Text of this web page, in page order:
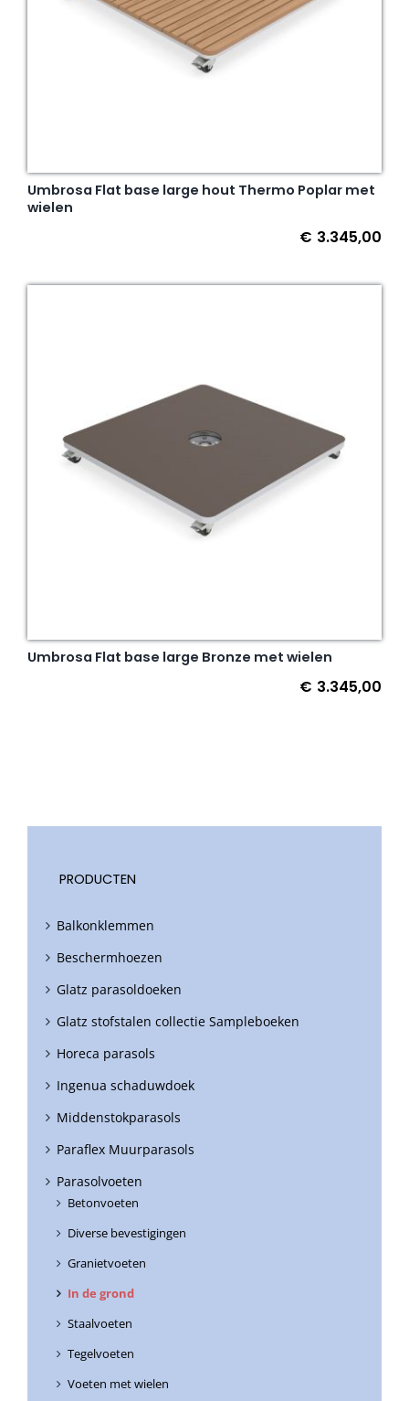
Umbrosa Flat base large hout Thermo Poplar met
wielen
€ 3.345,00
Umbrosa Flat base large Bronze met wielen
€ 3.345,00
PRODUCTEN
Balkonklemmen
Beschermhoezen
Glatz parasoldoeken
Glatz stofstalen collectie Sampleboeken
Horeca parasols
Ingenua schaduwdoek
Middenstokparasols
Paraflex Muurparasols
Parasolvoeten
Betonvoeten
Diverse bevestigingen
Granietvoeten
In de grond
Staalvoeten
Tegelvoeten
Voeten met wielen